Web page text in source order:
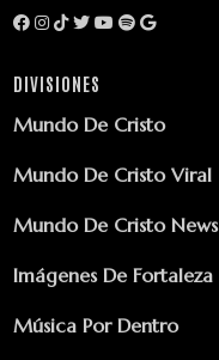
DIVISIONES
Mundo De Cristo
Mundo De Cristo Viral
Mundo De Cristo News
Imágenes De Fortaleza
Música Por Dentro